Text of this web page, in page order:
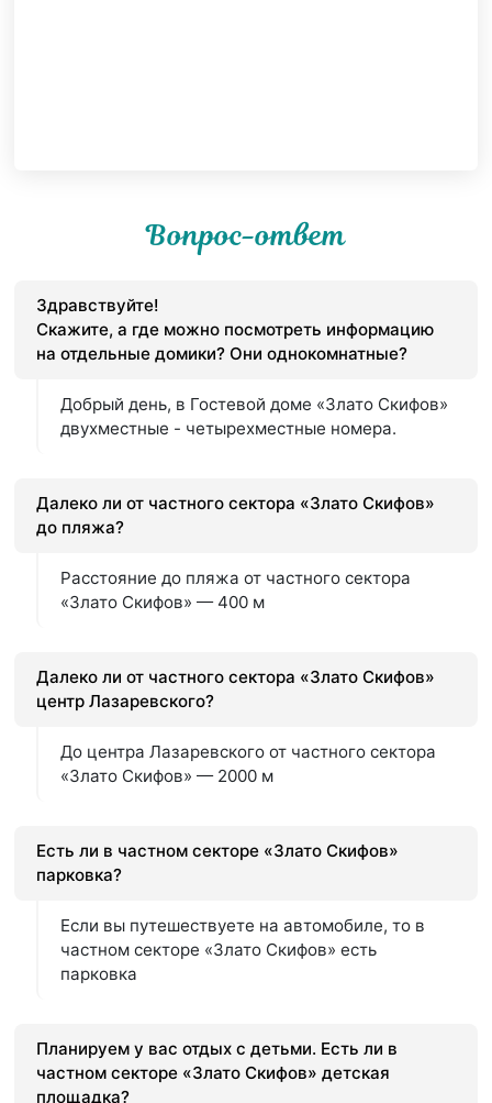
Вопрос-ответ
Здравствуйте!
Скажите, а где можно посмотреть информацию
на отдельные домики? Они однокомнатные?
Добрый день, в Гостевой доме «Злато Скифов»
двухместные - четырехместные номера.
Далеко ли от частного сектора «Злато Скифов»
до пляжа?
Расстояние до пляжа от частного сектора
«Злато Скифов» — 400 м
Далеко ли от частного сектора «Злато Скифов»
центр Лазаревского?
До центра Лазаревского от частного сектора
«Злато Скифов» — 2000 м
Есть ли в частном секторе «Злато Скифов»
парковка?
Если вы путешествуете на автомобиле, то в
частном секторе «Злато Скифов» есть
парковка
Планируем у вас отдых с детьми. Есть ли в
частном секторе «Злато Скифов» детская
площадка?